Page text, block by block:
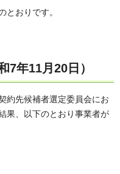
とおりです。
7年11月20日）
約先候補者選定委員会にお
果、以下のとおり事業者が